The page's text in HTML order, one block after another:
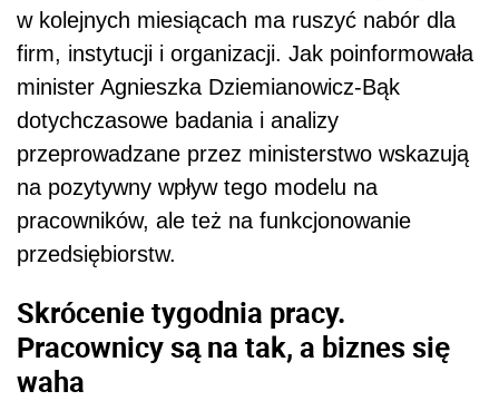
w kolejnych miesiącach ma ruszyć nabór dla
firm, instytucji i organizacji. Jak poinformowała
minister Agnieszka Dziemianowicz-Bąk
dotychczasowe badania i analizy
przeprowadzane przez ministerstwo wskazują
na pozytywny wpływ tego modelu na
pracowników, ale też na funkcjonowanie
przedsiębiorstw.
Skrócenie tygodnia pracy.
Pracownicy są na tak, a biznes się
waha